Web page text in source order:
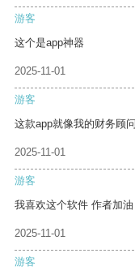
游客
这个是app神器
2025-11-01
游客
这款app就像我的财务顾
2025-11-01
游客
我喜欢这个软件 作者加油
2025-11-01
游客